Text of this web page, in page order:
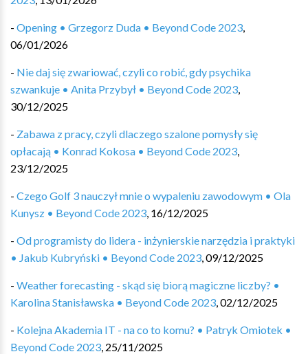
- Opening • Grzegorz Duda • Beyond Code 2023,
06/01/2026
- Nie daj się zwariować, czyli co robić, gdy psychika
szwankuje • Anita Przybył • Beyond Code 2023,
30/12/2025
- Zabawa z pracy, czyli dlaczego szalone pomysły się
opłacają • Konrad Kokosa • Beyond Code 2023,
23/12/2025
- Czego Golf 3 nauczył mnie o wypaleniu zawodowym • Ola
Kunysz • Beyond Code 2023, 16/12/2025
- Od programisty do lidera - inżynierskie narzędzia i praktyki
• Jakub Kubryński • Beyond Code 2023,09/12/2025
- Weather forecasting - skąd się biorą magiczne liczby? •
Karolina Stanisławska • Beyond Code 2023,02/12/2025
- Kolejna Akademia IT - na co to komu? • Patryk Omiotek •
Beyond Code 2023, 25/11/2025